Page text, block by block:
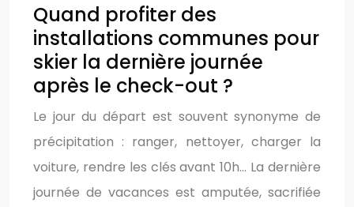
Quand profiter des
installations communes pour
skier la dernière journée
après le check-out ?
Le jour du départ est souvent synonyme de
précipitation : ranger, nettoyer, charger la
voiture, rendre les clés avant 10h… La dernière
journée de vacances est amputée, sacrifiée